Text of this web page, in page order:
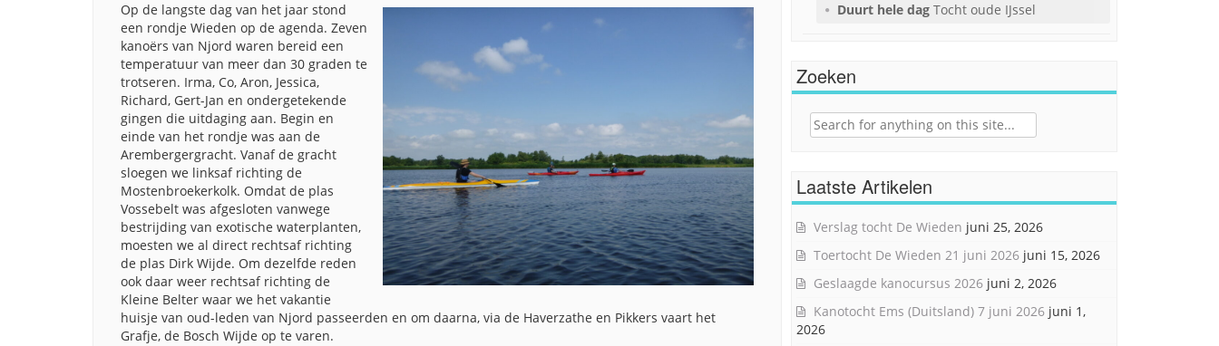
Op de langste dag van het jaar stond
een rondje Wieden op de agenda. Zeven
kanoërs van Njord waren bereid een
temperatuur van meer dan 30 graden te
trotseren. Irma, Co, Aron, Jessica,
Richard, Gert-Jan en ondergetekende
gingen die uitdaging aan. Begin en
einde van het rondje was aan de
Arembergergracht. Vanaf de gracht
sloegen we linksaf richting de
Mostenbroekerkolk. Omdat de plas
Vossebelt was afgesloten vanwege
bestrijding van exotische waterplanten,
moesten we al direct rechtsaf richting
de plas Dirk Wijde. Om dezelfde reden
ook daar weer rechtsaf richting de
Kleine Belter waar we het vakantie
huisje van oud-leden van Njord passeerden en om daarna, via de Haverzathe en Pikkers vaart het
Grafje, de Bosch Wijde op te varen.
Duurt hele dag Tocht oude IJssel
Zoeken
Search
Laatste Artikelen
Verslag tocht De Wieden juni 25, 2026
Toertocht De Wieden 21 juni 2026 juni 15, 2026
Geslaagde kanocursus 2026 juni 2, 2026
Kanotocht Ems (Duitsland) 7 juni 2026 juni 1,
2026